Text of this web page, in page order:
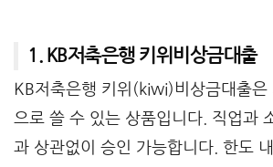
1. KB저축은행 키위비상금대출
KB저축은행 키위(kiwi)비상금대출은
으로 쓸 수 있는 상품입니다. 직업과
과 상관없이 승인 가능합니다. 한도